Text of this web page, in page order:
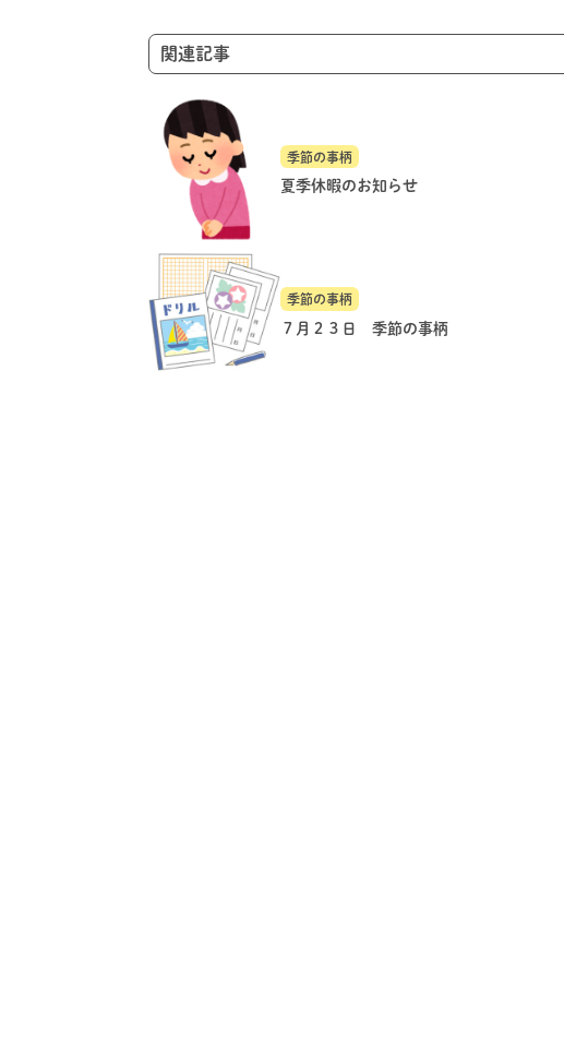
関連記事
季節の事柄
夏季休暇のお知らせ
季節の事柄
７月２３日 季節の事柄